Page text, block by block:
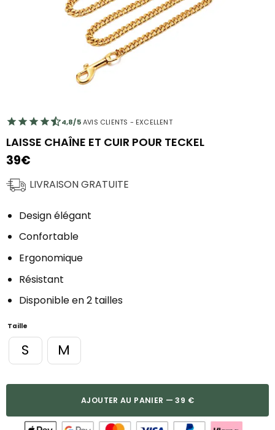
4,8/5AVIS CLIENTS - EXCELLENT
LAISSE CHAÎNE ET CUIR POUR TECKEL
39€
LIVRAISON GRATUITE
Design élégant
Confortable
Ergonomique
Résistant
Disponible en 2 tailles
Taille
S M
AJOUTER AU PANIER — 39 €